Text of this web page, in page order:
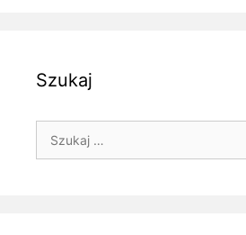
Szukaj